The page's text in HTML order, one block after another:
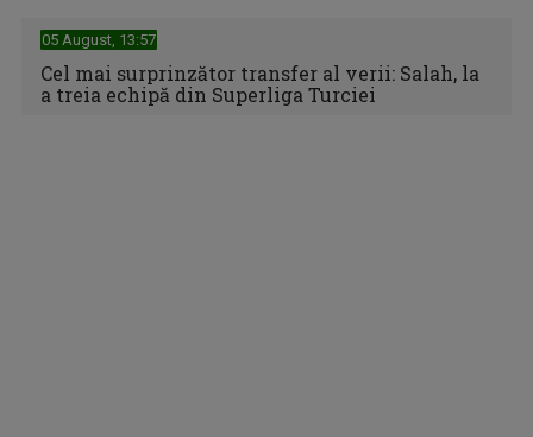
Primul 10 al Nadiei Comăneci, la 50 de ani de la momentul
care a schimbat ...
05 August, 13:57
Cel mai surprinzător transfer al verii: Salah, la